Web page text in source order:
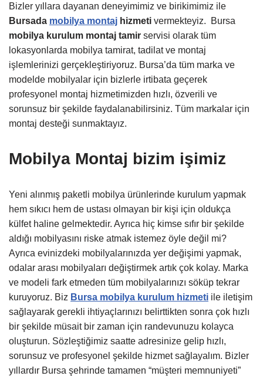
Bizler yıllara dayanan deneyimimiz ve birikimimiz ile
Bursada mobilya montaj hizmeti vermekteyiz.
Bursa
mobilya kurulum montaj tamir servisi olarak tüm
lokasyonlarda mobilya tamirat, tadilat ve montaj
işlemlerinizi gerçekleştiriyoruz. Bursa’da tüm marka ve
modelde mobilyalar için bizlerle irtibata geçerek
profesyonel montaj hizmetimizden hızlı, özverili ve
sorunsuz bir şekilde faydalanabilirsiniz. Tüm markalar için
montaj desteği sunmaktayız.
Mobilya Montaj bizim işimiz
Yeni alınmış paketli mobilya ürünlerinde kurulum yapmak
hem sıkıcı hem de ustası olmayan bir kişi için oldukça
külfet haline gelmektedir. Ayrıca hiç kimse sıfır bir şekilde
aldığı mobilyasını riske atmak istemez öyle değil mi?
Ayrıca evinizdeki mobilyalarınızda yer değişimi yapmak,
odalar arası mobilyaları değiştirmek artık çok kolay. Marka
ve modeli fark etmeden tüm mobilyalarınızı söküp tekrar
kuruyoruz. Biz Bursa mobilya kurulum hizmeti ile iletişim
sağlayarak gerekli ihtiyaçlarınızı belirttikten sonra çok hızlı
bir şekilde müsait bir zaman için randevunuzu kolayca
oluşturun. Sözleştiğimiz saatte adresinize gelip hızlı,
sorunsuz ve profesyonel şekilde hizmet sağlayalım. Bizler
yıllardır Bursa şehrinde tamamen “müşteri memnuniyeti”